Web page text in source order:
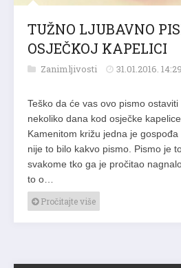
TUŽNO LJUBAVNO
OSJEČKOJ KAPELICI
Zanimljivosti 31.01.2016.
Teško da će vas ovo pismo
nekoliko dana kod osječke
Kamenitom križu jedna je gospođa
nije to bilo kakvo pismo. Pismo je
svakome tko ga je pročitao
to o…
Pročitajte više